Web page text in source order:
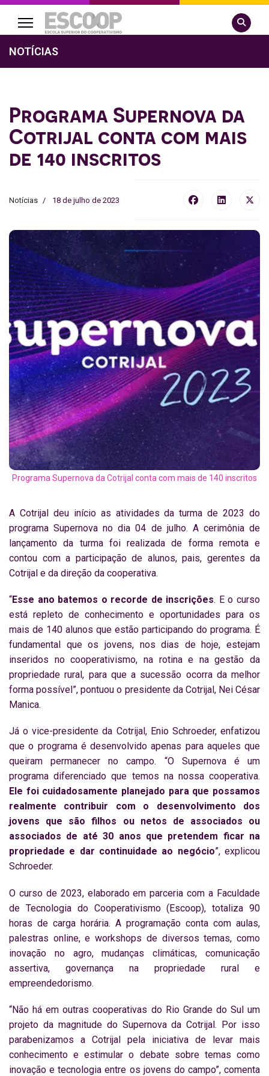
Pesquisar
NOTÍCIAS
Programa Supernova da
Cotrijal conta com mais
de 140 inscritos
Notícias 18 de julho de 2023
Programa Supernova da Cotrijal conta com mais de 140 inscritos
A Cotrijal deu início as atividades da turma de 2023 do
programa Supernova no dia 04 de julho. A cerimônia de
lançamento da turma foi realizada de forma remota e
contou com a participação de alunos, pais, gerentes da
Cotrijal e da direção da cooperativa.
“Esse ano batemos o recorde de inscrições. E o curso
está repleto de conhecimento e oportunidades para os
mais de 140 alunos que estão participando do programa. É
fundamental que os jovens, nos dias de hoje, estejam
inseridos no cooperativismo, na rotina e na gestão da
propriedade rural, para que a sucessão ocorra da melhor
forma possível”, pontuou o presidente da Cotrijal, Nei César
Manica.
Já o vice-presidente da Cotrijal, Enio Schroeder, enfatizou
que o programa é desenvolvido apenas para aqueles que
queiram permanecer no campo. “O Supernova é um
programa diferenciado que temos na nossa cooperativa.
Ele foi cuidadosamente planejado para que possamos
realmente contribuir com o desenvolvimento dos
jovens que são filhos ou netos de associados ou
associados de até 30 anos que pretendem ficar na
propriedade e dar continuidade ao negócio”, explicou
Schroeder.
O curso de 2023, elaborado em parceria com a Faculdade
de Tecnologia do Cooperativismo (Escoop), totaliza 90
horas de carga horária. A programação conta com aulas,
palestras online, e workshops de diversos temas, como
inovação no agro, mudanças climáticas, comunicação
assertiva, governança na propriedade rural e
empreendedorismo.
“Não há em outras cooperativas do Rio Grande do Sul um
projeto da magnitude do Supernova da Cotrijal. Por isso
parabenizamos a Cotrijal pela iniciativa de levar mais
conhecimento e estimular o debate sobre temas como
inovação e tecnologia entre os jovens do campo”, comenta